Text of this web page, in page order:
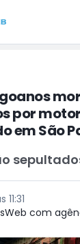
por
em São
com